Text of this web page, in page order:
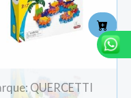
QUERCETTI